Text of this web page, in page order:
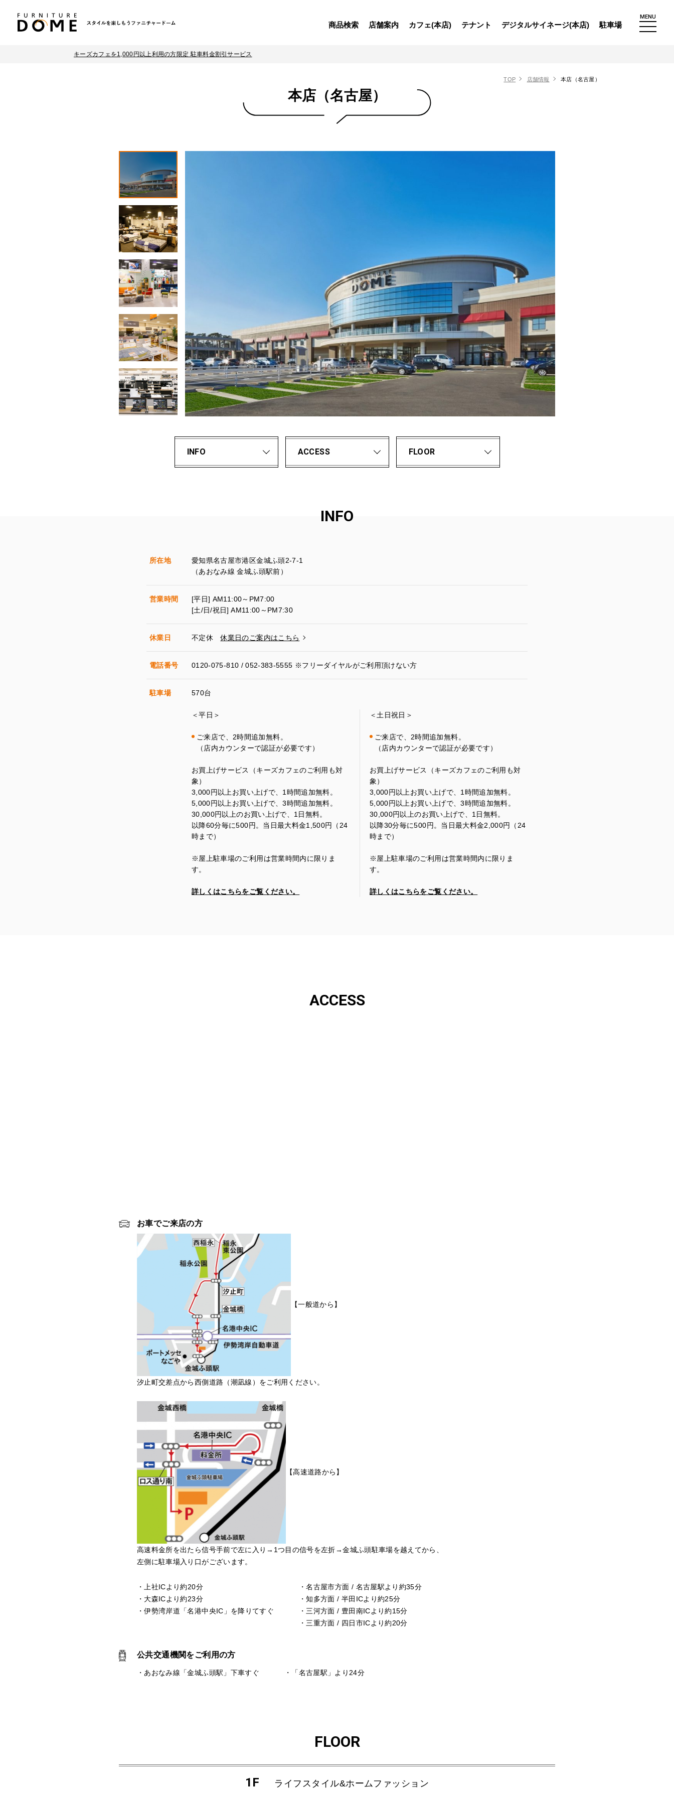
商品検索 店舗案内 カフェ(本店) テナント デジタルサイネージ(本店) 駐車場
MENU
キーズカフェを1,000円以上利用の方限定 駐車料金割引サービス
TOP 店舗情報 本店（名古屋）
本店（名古屋）
INFO ACCESS FLOOR
INFO
所在地
愛知県名古屋市港区金城ふ頭2-7-1
（あおなみ線 金城ふ頭駅前）
営業時間
[平日] AM11:00～PM7:00
[土/日/祝日] AM11:00～PM7:30
休業日 不定休 休業日のご案内はこちら
電話番号 0120-075-810 / 052-383-5555 ※フリーダイヤルがご利用頂けない方
駐車場 570台
＜平日＞
ご来店で、 2時間追加無料。
（店内カウンターで認証が必要です）
お買上げサービス（キーズカフェのご利用も対
象）
3 000円以上お買い上げで、 1 時間追加無料。
5 000円以上お買い上げで、3時間追加無料。
30 ,000円以上のお買い上げで、 1 日無料。
以降60分毎に500円。当日最大料金1 ,500円（ 24
時まで）
※屋上駐車場のご利用は営業時間内に限りま
す。
詳しくはこちらをご覧ください。
＜土日祝日＞
ご来店で、 2時間追加無料。
（店内カウンターで認証が必要です）
お買上げサービス（キーズカフェのご利用も対
象）
3 000円以上お買い上げで、 1 時間追加無料。
5 000円以上お買い上げで、3時間追加無料。
30 ,000円以上のお買い上げで、 1 日無料。
以降30分毎に500円。当日最大料金2 ,000円（ 24
時まで）
※屋上駐車場のご利用は営業時間内に限りま
す。
詳しくはこちらをご覧ください。
ACCESS
お車でご来店の方
【一般道から】
汐止町交差点から西側道路（潮凪線）をご利用ください。
【高速道路から】
高速料金所を出たら信号手前で左に入り→1つ目の信号を左折→金城ふ頭駐車場を越えてから、
左側に駐車場入り口がございます。
・上社ICより約20分
・大森ICより約23分
・伊勢湾岸道「名港中央IC」を降りてすぐ
・名古屋市方面 / 名古屋駅より約35分
・知多方面 / 半田ICより約25分
・三河方面 / 豊田南ICより約15分
・三重方面 / 四日市ICより約20分
公共交通機関をご利用の方
・あおなみ線「金城ふ頭駅」下車すぐ ・「名古屋駅」より24分
FLOOR
1F ライフスタイル&ホームファッション